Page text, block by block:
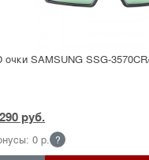
очки SAMSUNG SSG-
руб.
0 р. ?